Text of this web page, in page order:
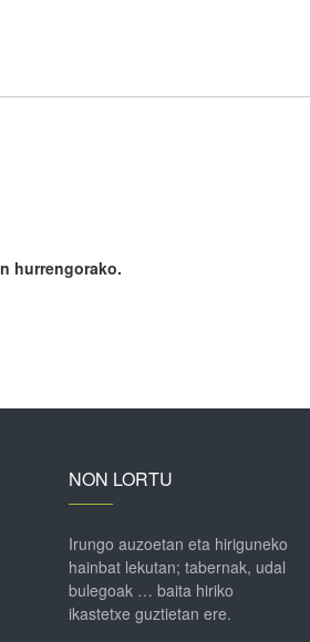
hurrengorako.
NON LORTU
Irungo auzoetan eta hiriguneko
hainbat lekutan; tabernak, udal
bulegoak … baita hiriko
ikastetxe guztietan ere.